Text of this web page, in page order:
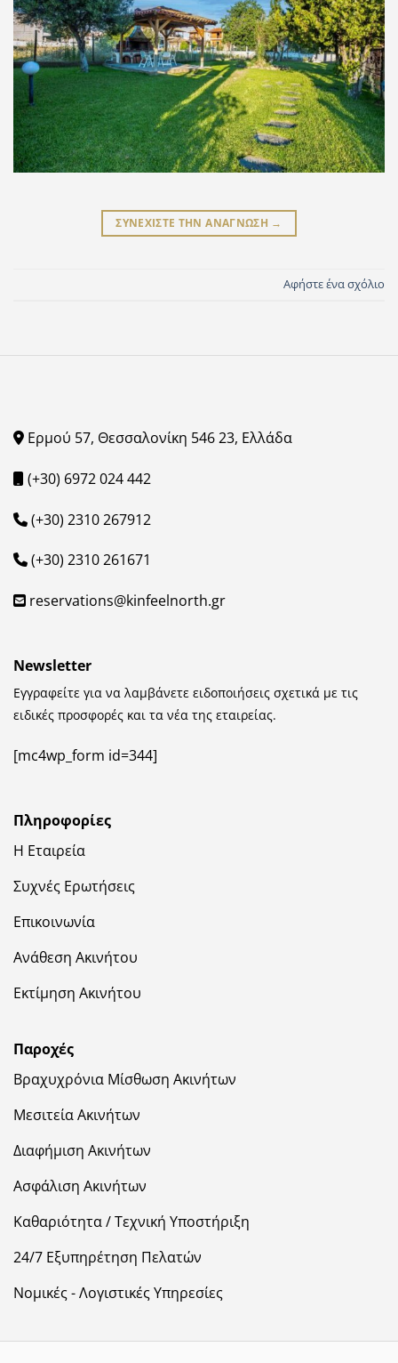
ΣΥΝΕΧΙΣΤΕ ΤΗΝ ΑΝΑΓΝΩΣΗ →
Αφήστε ένα σχόλιο
Ερμού 57, Θεσσαλονίκη 546 23, Ελλάδα
(+30) 6972 024 442
(+30) 2310 267912
(+30) 2310 261671
reservations@kinfeelnorth.gr
Πληροφορίες
Η Εταιρεία
Συχνές Ερωτήσεις
Επικοινωνία
Ανάθεση Ακινήτου
Εκτίμηση Ακινήτου
Παροχές
Βραχυχρόνια Μίσθωση Ακινήτων
Μεσιτεία Ακινήτων
Διαφήμιση Ακινήτων
Ασφάλιση Ακινήτων
Καθαριότητα / Τεχνική Υποστήριξη
24/7 Εξυπηρέτηση Πελατών
Νομικές - Λογιστικές Υπηρεσίες
Newsletter
Εγγραφείτε για να λαμβάνετε ειδοποιήσεις σχετικά με τις
ειδικές προσφορές και τα νέα της εταιρείας.
[mc4wp_form id=344]